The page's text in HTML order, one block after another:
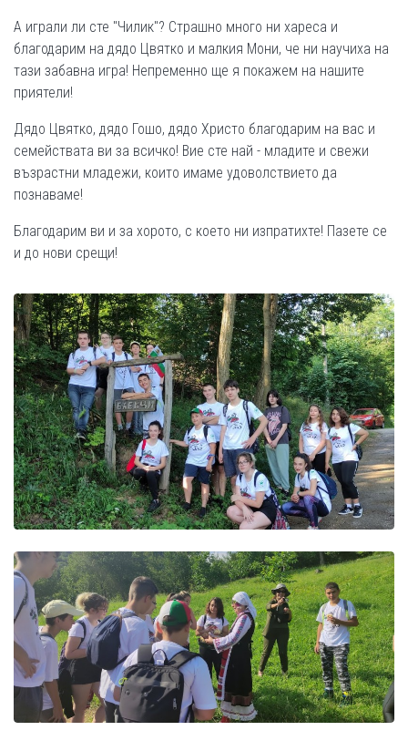
А играли ли сте "Чилик"? Страшно много ни хареса и
благодарим на дядо Цвятко и малкия Мони, че ни научиха на
тази забавна игра! Непременно ще я покажем на нашите
приятели!
Дядо Цвятко, дядо Гошо, дядо Христо благодарим на вас и
семействата ви за всичко! Вие сте най - младите и свежи
възрастни младежи, които имаме удоволствието да
познаваме!
Благодарим ви и за хорото, с което ни изпратихте! Пазете се
и до нови срещи!